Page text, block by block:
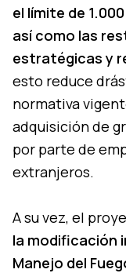
el límite de
así como las
estratégicas y
esto reduce
normativa
adquisición de
por parte de
extranjeros.
A su vez, el
la modificación
Manejo del